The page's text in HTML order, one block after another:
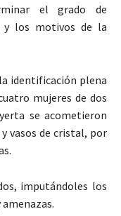
el grado de
y los motivos de la
identificación plena
mujeres de dos
se acometieron
vasos de cristal, por
imputándoles los